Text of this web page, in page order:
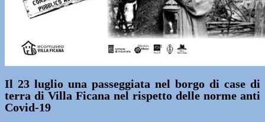
Il 23 luglio una passeggiata nel borgo di case di
terra di Villa Ficana nel rispetto delle norme anti
Covid-19